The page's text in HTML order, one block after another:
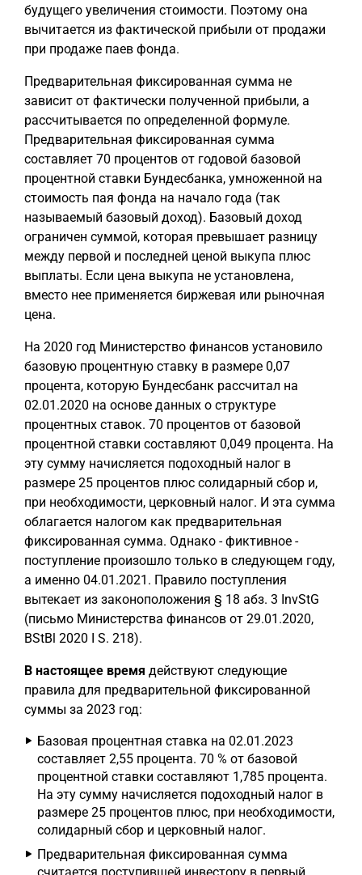
будущего увеличения стоимости. Поэтому она
вычитается из фактической прибыли от продажи
при продаже паев фонда.
Предварительная фиксированная сумма не
зависит от фактически полученной прибыли, а
рассчитывается по определенной формуле.
Предварительная фиксированная сумма
составляет 70 процентов от годовой базовой
процентной ставки Бундесбанка, умноженной на
стоимость пая фонда на начало года (так
называемый базовый доход). Базовый доход
ограничен суммой, которая превышает разницу
между первой и последней ценой выкупа плюс
выплаты. Если цена выкупа не установлена,
вместо нее применяется биржевая или рыночная
цена.
На 2020 год Министерство финансов установило
базовую процентную ставку в размере 0,07
процента, которую Бундесбанк рассчитал на
02.01.2020 на основе данных о структуре
процентных ставок. 70 процентов от базовой
процентной ставки составляют 0,049 процента. На
эту сумму начисляется подоходный налог в
размере 25 процентов плюс солидарный сбор и,
при необходимости, церковный налог. И эта сумма
облагается налогом как предварительная
фиксированная сумма. Однако - фиктивное -
поступление произошло только в следующем году,
а именно 04.01.2021. Правило поступления
вытекает из законоположения § 18 абз. 3 InvStG
(письмо Министерства финансов от 29.01.2020,
BStBl 2020 I S. 218).
В настоящее время действуют следующие
правила для предварительной фиксированной
суммы за 2023 год:
Базовая процентная ставка на 02.01.2023
составляет 2,55 процента. 70 % от базовой
процентной ставки составляют 1,785 процента.
На эту сумму начисляется подоходный налог в
размере 25 процентов плюс, при необходимости,
солидарный сбор и церковный налог.
Предварительная фиксированная сумма